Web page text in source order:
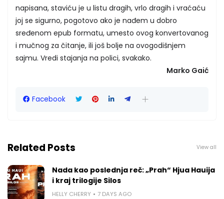
napisana, staviću je u listu dragih, vrlo dragih i vraćaću
joj se sigurno, pogotovo ako je nađem u dobro
sređenom epub formatu, umesto ovog konvertovanog
i mučnog za čitanje, ili još bolje na ovogodišnjem
sajmu. Vredi stajanja na polici, svakako.
Marko Gaić
Facebook
Related Posts View all
Nada kao poslednja reč: „Prah“ Hjua Hauija
i kraj trilogije Silos
HELLY CHERRY 7 DAYS AGO